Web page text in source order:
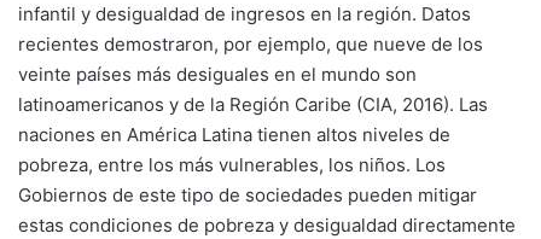
infantil y desigualdad de ingresos en la región. Datos
recientes demostraron, por ejemplo, que nueve de los
veinte países más desiguales en el mundo son
latinoamericanos y de la Región Caribe (CIA, 2016). Las
naciones en América Latina tienen altos niveles de
pobreza, entre los más vulnerables, los niños. Los
Gobiernos de este tipo de sociedades pueden mitigar
estas condiciones de pobreza y desigualdad directamente